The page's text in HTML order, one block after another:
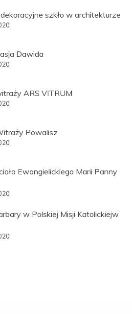
szkło w architekturze
Dawida
ARS VITRUM
Powalisz
Ewangielickiego Marii Panny
w Polskiej Misji Katolickiejw